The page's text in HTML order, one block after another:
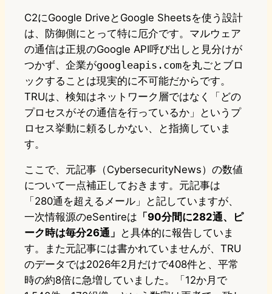
C2にGoogle DriveとGoogle Sheetsを使う設計
は、防御側にとって特に厄介です。マルウェア
の通信は正規のGoogle API呼び出しと見分けが
つかず、企業がgoogleapis.comを丸ごとブロ
ックすることは現実的に不可能だからです。
TRUは、検知はネットワーク層ではなく「どの
プロセスがその通信を行っているか」というプ
ロセス挙動に頼るしかない、と指摘していま
す。
ここで、元記事（CybersecurityNews）の数値
について一点補正しておきます。元記事は
「280通を超えるメール」と記していますが、
一次情報源のeSentireは 「90分間に282通、ピ
ーク時は毎分26通」 と具体的に報告していま
す。また元記事には書かれていませんが、TRU
のデータでは2026年2月だけで408件と、平常
時の約8倍に急増していました。「12か月で